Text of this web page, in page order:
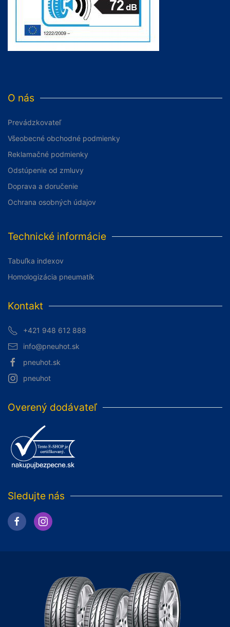
O nás
Prevádzkovateľ
Všeobecné obchodné podmienky
Reklamačné podmienky
Odstúpenie od zmluvy
Doprava a doručenie
Ochrana osobných údajov
Technické informácie
Tabuľka indexov
Homologizácia pneumatík
Kontakt
+421 948 612 888
info@pneuhot.sk
pneuhot.sk
pneuhot
Overený dodávateľ
Sledujte nás